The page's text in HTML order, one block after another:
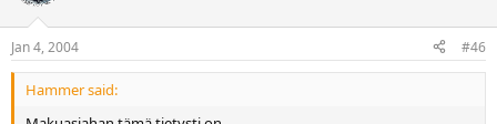
Jan 4, 2004 #46
Hammer said: